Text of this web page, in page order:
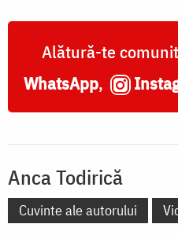
Alătură-te
WhatsApp,
Anca Todirică
Cuvinte ale autorului